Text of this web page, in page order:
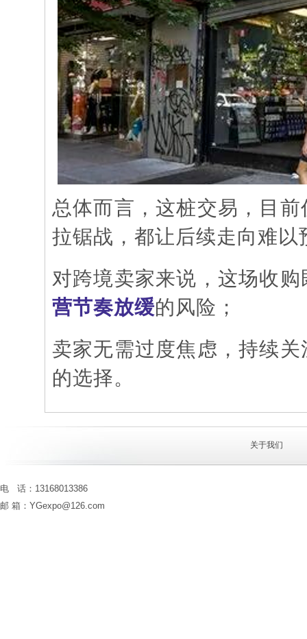
总体而言，这桩交易，目
拉锯战，都让后续走向难以
对跨境卖家来说，这场收
营节奏放缓的风险；
卖家无需过度焦虑，持续
的选择。
关于我们
电 话：13168013386
邮 箱：YGexpo@126.com